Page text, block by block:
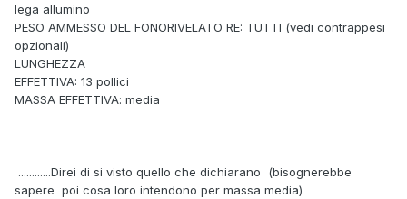
lega allumino
PESO AMMESSO DEL FONORIVELATO RE: TUTTI (vedi contrappesi
opzionali)
LUNGHEZZA
EFFETTIVA: 13 pollici
MASSA EFFETTIVA: media
............Direi di si visto quello che dichiarano (bisognerebbe
sapere poi cosa loro intendono per massa media)